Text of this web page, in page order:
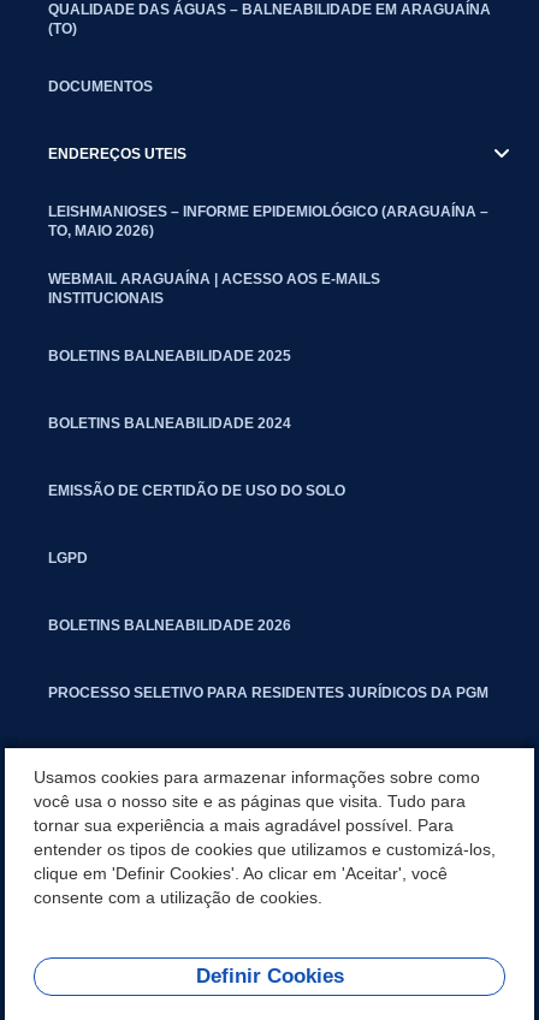
QUALIDADE DAS ÁGUAS – BALNEABILIDADE EM ARAGUAÍNA
(TO)
DOCUMENTOS
ENDEREÇOS UTEIS
LEISHMANIOSES – INFORME EPIDEMIOLÓGICO (ARAGUAÍNA –
TO, MAIO 2026)
WEBMAIL ARAGUAÍNA | ACESSO AOS E-MAILS
INSTITUCIONAIS
BOLETINS BALNEABILIDADE 2025
BOLETINS BALNEABILIDADE 2024
EMISSÃO DE CERTIDÃO DE USO DO SOLO
LGPD
BOLETINS BALNEABILIDADE 2026
PROCESSO SELETIVO PARA RESIDENTES JURÍDICOS DA PGM
MANUAL DE PROCEDIMENTOS IMOBILIÁRIOS SEINFRA
TURMINHA DO LAGO
REDES SOCIAIS
Usamos cookies para armazenar informações sobre como
você usa o nosso site e as páginas que visita. Tudo para
tornar sua experiência a mais agradável possível. Para
entender os tipos de cookies que utilizamos e customizá-los,
clique em 'Definir Cookies'. Ao clicar em 'Aceitar', você
consente com a utilização de cookies.
Definir Cookies